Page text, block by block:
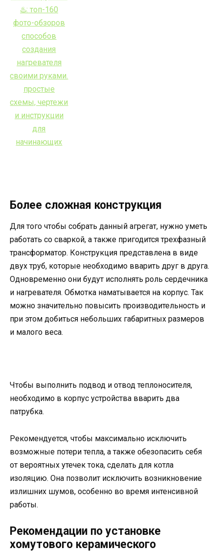
Более сложная конструкция
Для того чтобы собрать данный агрегат, нужно уметь
работать со сваркой, а также пригодится трехфазный
трансформатор. Конструкция представлена в виде
двух труб, которые необходимо вварить друг в друга.
Одновременно они будут исполнять роль сердечника
и нагревателя. Обмотка наматывается на корпус. Так
можно значительно повысить производительность и
при этом добиться небольших габаритных размеров
и малого веса.
Чтобы выполнить подвод и отвод теплоносителя,
необходимо в корпус устройства вварить два
патрубка.
Рекомендуется, чтобы максимально исключить
возможные потери тепла, а также обезопасить себя
от вероятных утечек тока, сделать для котла
изоляцию. Она позволит исключить возникновение
излишних шумов, особенно во время интенсивной
работы.
Рекомендации по установке
хомутового керамического